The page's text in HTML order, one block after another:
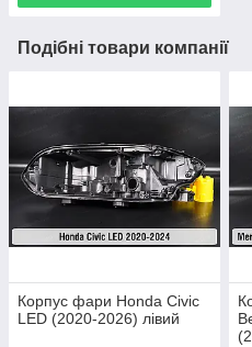
Подібні товари компанії
Корпус фари Honda Civic
LED (2020-2026) лівий